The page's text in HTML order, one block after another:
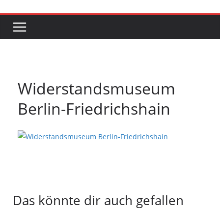
Widerstandsmuseum
Berlin-Friedrichshain
Das könnte dir auch gefallen